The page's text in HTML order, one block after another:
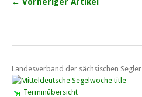
Landesverband der sächsischen Segler
Terminübersicht